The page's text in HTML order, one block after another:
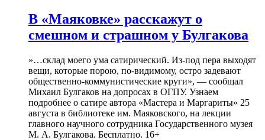
В «Маяковке» расскажут о
смешном и страшном у Булгакова
»…склад моего ума сатирический. Из-под пера выходят
вещи, которые порою, по-видимому, остро задевают
общественно-коммунистические круги», — сообщал
Михаил Булгаков на допросах в ОГПУ. Узнаем
подробнее о сатире автора «Мастера и Маргариты» 25
августа в библиотеке им. Маяковского, на лекции
главного научного сотрудника Государственного музея
М. А. Булгакова. Бесплатно. 16+